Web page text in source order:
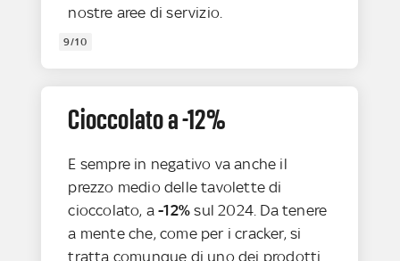
nostre aree di servizio.
9/10
Cioccolato a -12%
E sempre in negativo va anche il
prezzo medio delle tavolette di
cioccolato, a-12% sul 2024. Da tenere
a mente che, come per i cracker, si
tratta comunque di uno dei prodotti